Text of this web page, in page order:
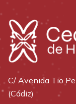
C/ Avenida Tio
(Cádiz)